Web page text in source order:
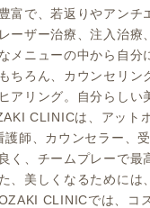
富で、若返りやアンチ
ーザー治療、注入治療
メニューの中から自分
ちろん、カウンセリン
アリング。自分らしい
CLINICは、アット
護師、カウンセラー、
く、チームプレーで最
、美しくなるためには
CLINICでは、コ